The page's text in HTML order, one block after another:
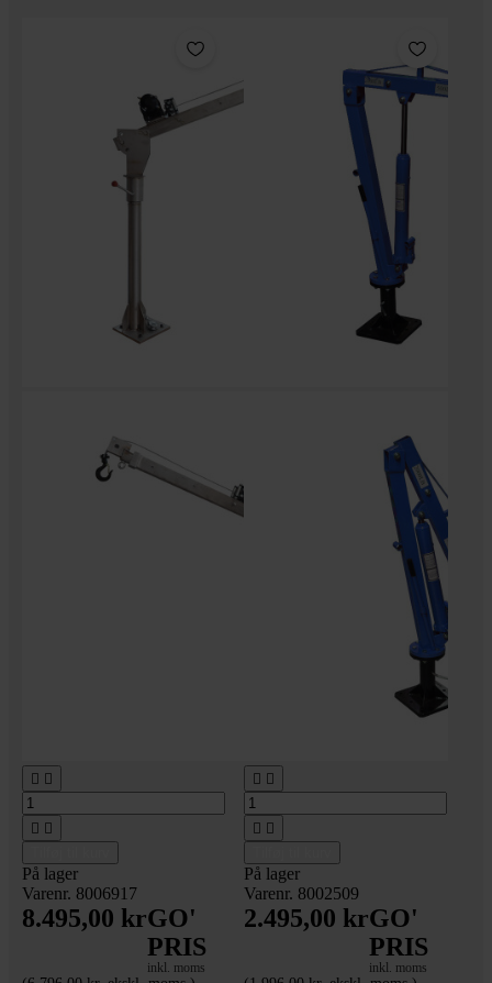
 
 
På lager
Varenr. 8006917
8.495,00 krGO'
PRIS
inkl. moms
 
 
På lager
Varenr. 8002509
2.495,00 krGO'
PRIS
inkl. moms